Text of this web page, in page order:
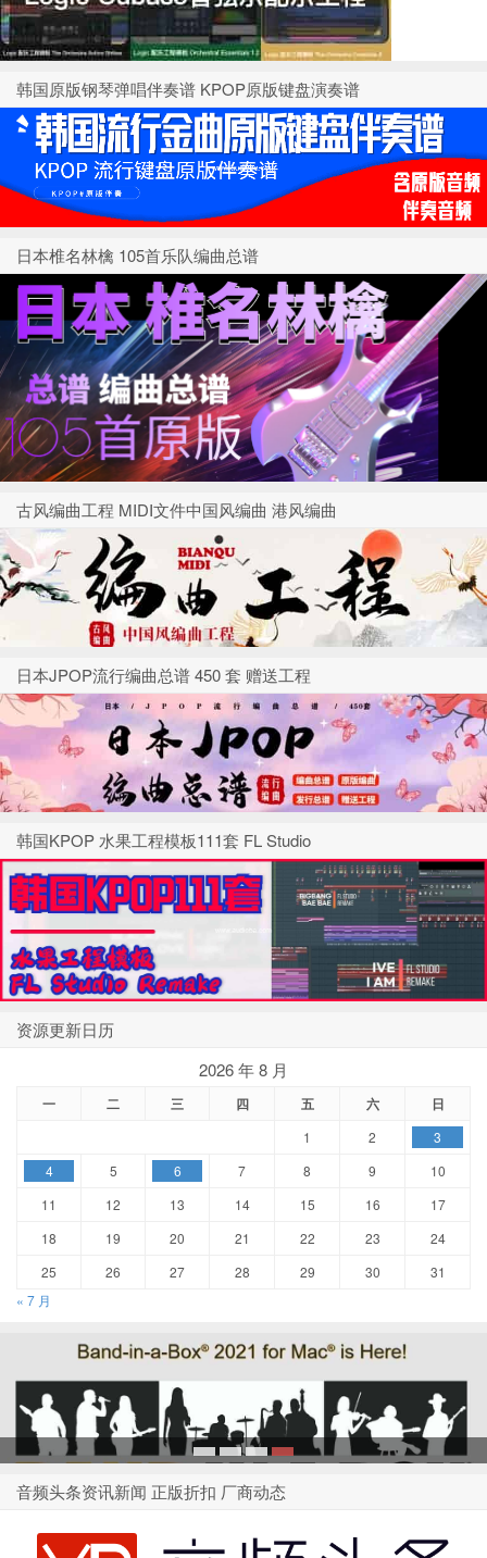
韩国原版钢琴弹唱伴奏谱 KPOP原版键盘演奏谱
日本椎名林檎 105首乐队编曲总谱
古风编曲工程 MIDI文件中国风编曲 港风编曲
日本JPOP流行编曲总谱 450 套 赠送工程
韩国KPOP 水果工程模板111套 FL Studio
资源更新日历
2026 年 8 月
一 二 三 四 五 六 日
1 2
3
4
5 6 7 8 9
10
11
12 13 14 15 16
17
18
19 20 21 22 23
24
25
26 27 28 29 30
31
« 7 月
音频头条资讯新闻 正版折扣 厂商动态